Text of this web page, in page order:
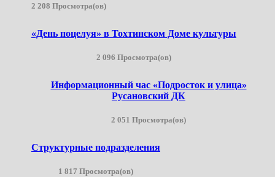
2 208 Просмотра(ов)
«День поцелуя» в Тохтинском Доме культуры
2 096 Просмотра(ов)
Информационный час «Подросток и улица»
Русановский ДК
2 051 Просмотра(ов)
Структурные подразделения
1 817 Просмотра(ов)